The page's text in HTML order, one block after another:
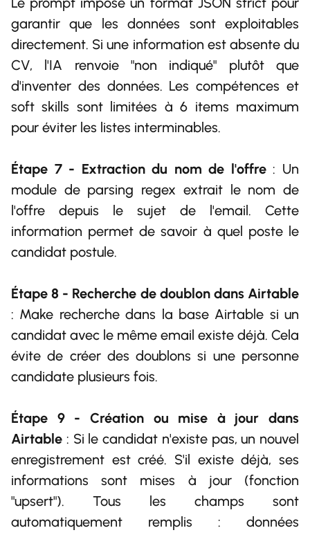
garantir que les données sont exploitables
directement. Si une information est absente du
CV, l'IA renvoie "non indiqué" plutôt que
d'inventer des données. Les compétences et
soft skills sont limitées à 6 items maximum
pour éviter les listes interminables.
Étape 7 - Extraction du nom de l'offre: Un
module de parsing regex extrait le nom de
l'offre depuis le sujet de l'email. Cette
information permet de savoir à quel poste le
candidat postule.
Étape 8 - Recherche de doublon dans Airtable
: Make recherche dans la base Airtable si un
candidat avec le même email existe déjà. Cela
évite de créer des doublons si une personne
candidate plusieurs fois.
Étape 9 - Création ou mise à jour dans
Airtable : Si le candidat n'existe pas, un nouvel
enregistrement est créé. S'il existe déjà, ses
informations sont mises à jour (fonction
"upsert"). Tous les champs sont
automatiquement remplis : données